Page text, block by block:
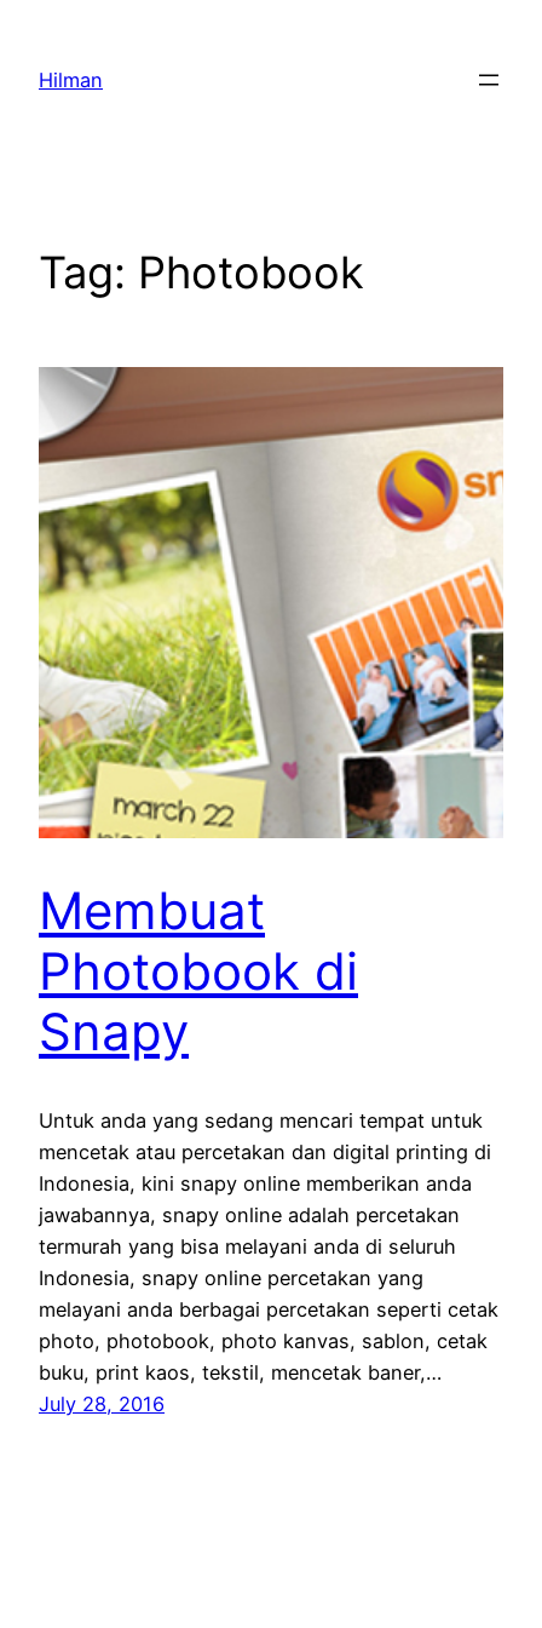
content
Hilman
Tag: Photobook
Membuat
Photobook di
Snapy
Untuk anda yang sedang mencari tempat untuk
mencetak atau percetakan dan digital printing di
Indonesia, kini snapy online memberikan anda
jawabannya, snapy online adalah percetakan
termurah yang bisa melayani anda di seluruh
Indonesia, snapy online percetakan yang
melayani anda berbagai percetakan seperti cetak
photo, photobook, photo kanvas, sablon, cetak
buku, print kaos, tekstil, mencetak baner,…
July 28, 2016